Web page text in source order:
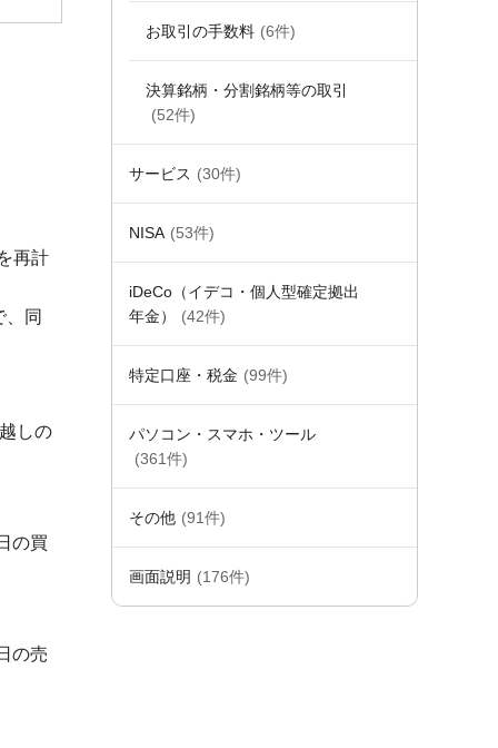
お取引の手数料 (6件)
決算銘柄・分割銘柄等の取引
(52件)
サービス (30件)
NISA (53件)
iDeCo（イデコ・個人型確定拠出
年金）
(42件)
特定口座・税金 (99件)
パソコン・スマホ・ツール
(361件)
その他 (91件)
画面説明 (176件)
再計
、同
しの
の買
の売